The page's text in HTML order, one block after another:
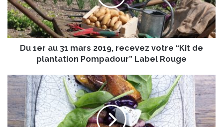
a
u
3
1
s
2
1
9
Du 1er au 31 mars 2019, recevez votre “Kit de
plantation Pompadour” Label Rouge
M
a
r
e